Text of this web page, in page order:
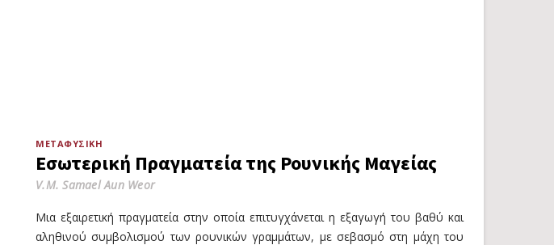
ΜΕΤΑΦΥΣΙΚΉ
Εσωτερική Πραγματεία της Ρουνικής Μαγείας
V.M. Samael Aun Weor
Μια εξαιρετική πραγματεία στην οποία επιτυγχάνεται η εξαγωγή του βαθύ και
αληθινού συμβολισμού των ρουνικών γραμμάτων, με σεβασμό στη μάχη του